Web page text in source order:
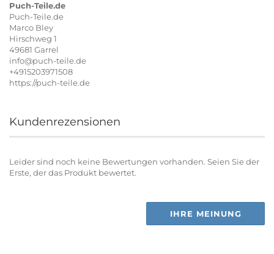
Puch-Teile.de
Puch-Teile.de
Marco Bley
Hirschweg 1
49681 Garrel
info@puch-teile.de
+4915203971508
https://puch-teile.de
Kundenrezensionen
Leider sind noch keine Bewertungen vorhanden. Seien Sie der
Erste, der das Produkt bewertet.
IHRE MEINUNG